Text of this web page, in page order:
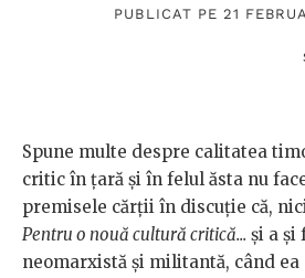
PUBLICAT PE 21
Spune multe despre calitatea
critic în țară și în felul ăsta nu
premisele cărții în discuție că,
Pentru o nouă cultură critică... și a și
neomarxistă și militantă, când ea